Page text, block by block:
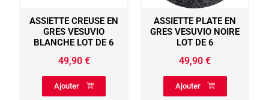
ASSIETTE CREUSE EN
GRES VESUVIO
BLANCHE LOT DE 6
49,90 €
Ajouter
ASSIETTE PLATE EN
GRES VESUVIO NOIRE
LOT DE 6
49,90€
Ajouter